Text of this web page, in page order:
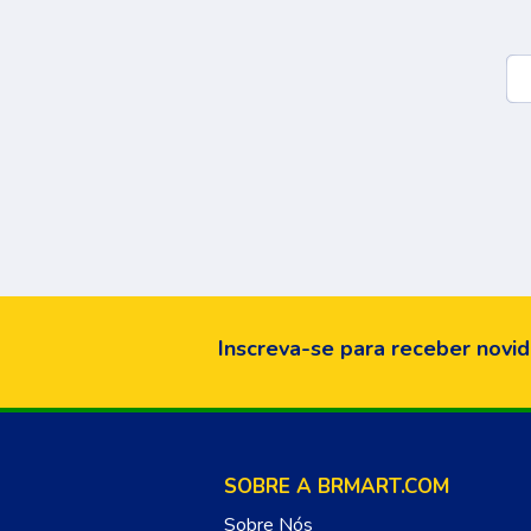
Inscreva-se para receber
SOBRE A BRMART.COM
Sobre Nós